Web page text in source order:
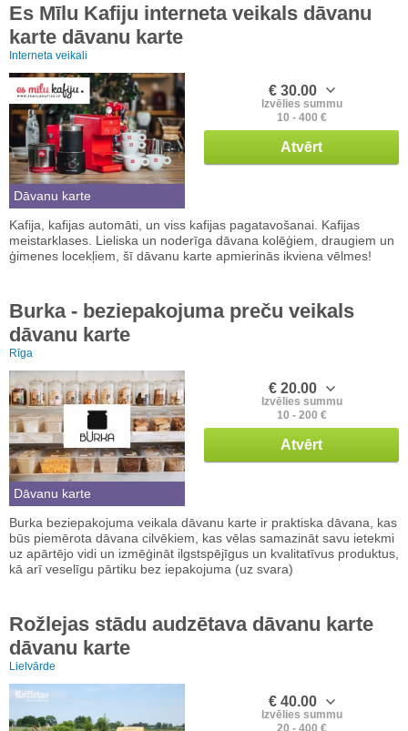
Es Mīlu Kafiju interneta veikals dāvanu
karte dāvanu karte
Interneta veikali
Dāvanu karte
€ 30.00
Izvēlies summu
10 - 400 €
Atvērt
Kafija, kafijas automāti, un viss kafijas pagatavošanai. Kafijas
meistarklases. Lieliska un noderīga dāvana kolēģiem, draugiem un
ģimenes locekļiem, šī dāvanu karte apmierinās ikviena vēlmes!
Burka - beziepakojuma preču veikals
dāvanu karte
Rīga
Dāvanu karte
€ 20.00
Izvēlies summu
10 - 200 €
Atvērt
Burka beziepakojuma veikala dāvanu karte ir praktiska dāvana, kas
būs piemērota dāvana cilvēkiem, kas vēlas samazināt savu ietekmi
uz apārtējo vidi un izmēģināt ilgstspējīgus un kvalitatīvus produktus,
kā arī veselīgu pārtiku bez iepakojuma (uz svara)
Rožlejas stādu audzētava dāvanu karte
dāvanu karte
Lielvārde
€ 40.00
Izvēlies summu
20 - 400 €